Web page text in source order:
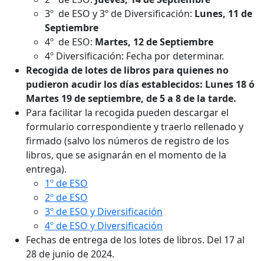
3º de ESO y 3º de Diversificación: Lunes, 11 de
Septiembre
4º de ESO: Martes, 12 de Septiembre
4º Diversificación: Fecha por determinar.
Recogida de lotes de libros para quienes no
pudieron acudir los días establecidos: Lunes 18 ó
Martes 19 de septiembre, de 5 a 8 de la tarde.
Para facilitar la recogida pueden descargar el
formulario correspondiente y traerlo rellenado y
firmado (salvo los números de registro de los
libros, que se asignarán en el momento de la
entrega).
1º de ESO
2º de ESO
3º de ESO y Diversificación
4º de ESO y Diversificación
Fechas de entrega de los lotes de libros. Del 17 al
28 de junio de 2024.